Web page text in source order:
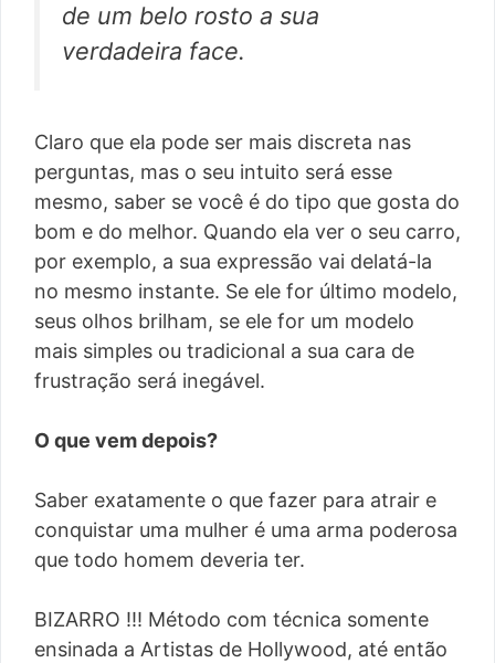
de um belo rosto a sua
verdadeira face.
Claro que ela pode ser mais discreta nas
perguntas, mas o seu intuito será esse
mesmo, saber se você é do tipo que gosta do
bom e do melhor. Quando ela ver o seu carro,
por exemplo, a sua expressão vai delatá-la
no mesmo instante. Se ele for último modelo,
seus olhos brilham, se ele for um modelo
mais simples ou tradicional a sua cara de
frustração será inegável.
O que vem depois?
Saber exatamente o que fazer para atrair e
conquistar uma mulher é uma arma poderosa
que todo homem deveria ter.
BIZARRO !!! Método com técnica somente
ensinada a Artistas de Hollywood, até então